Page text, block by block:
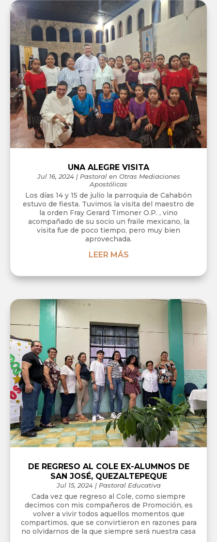
UNA ALEGRE VISITA
Jul 16, 2024| Pastoral en Otras Mediaciones
Apostólicas
Los días 14 y 15 de julio la parroquia de Cahabón
estuvo de fiesta. Tuvimos la visita del maestro de
la orden Fray Gerard Timoner O.P. , vino
acompañado de su socio un fraile mexicano, la
visita fue de poco tiempo, pero muy bien
aprovechada.
LEER MÁS
DE REGRESO AL COLE EX-ALUMNOS DE
SAN JOSÉ, QUEZALTEPEQUE
Jul 15, 2024| Pastoral Educativa
Cada vez que regreso al Cole, como siempre
decimos con mis compañeros de Promoción, es
volver a vivir todos aquellos momentos que
compartimos, que se convirtieron en razones para
no olvidarnos de la que siempre será nuestra casa